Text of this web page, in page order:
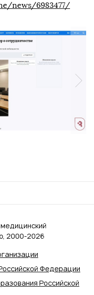
news/6983477/
Федерации
Российской
2000‑2026